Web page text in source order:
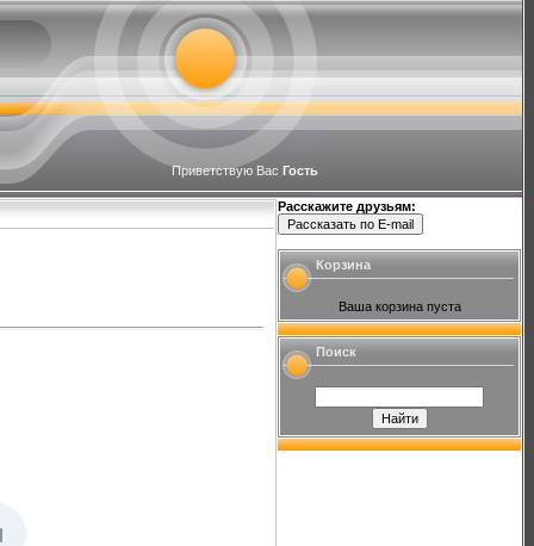
Приветствую Вас Гость
Расскажите друзьям:
Корзина
Ваша корзина пуста
Поиск